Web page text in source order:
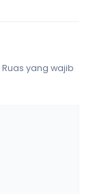
Ruas yang wajib